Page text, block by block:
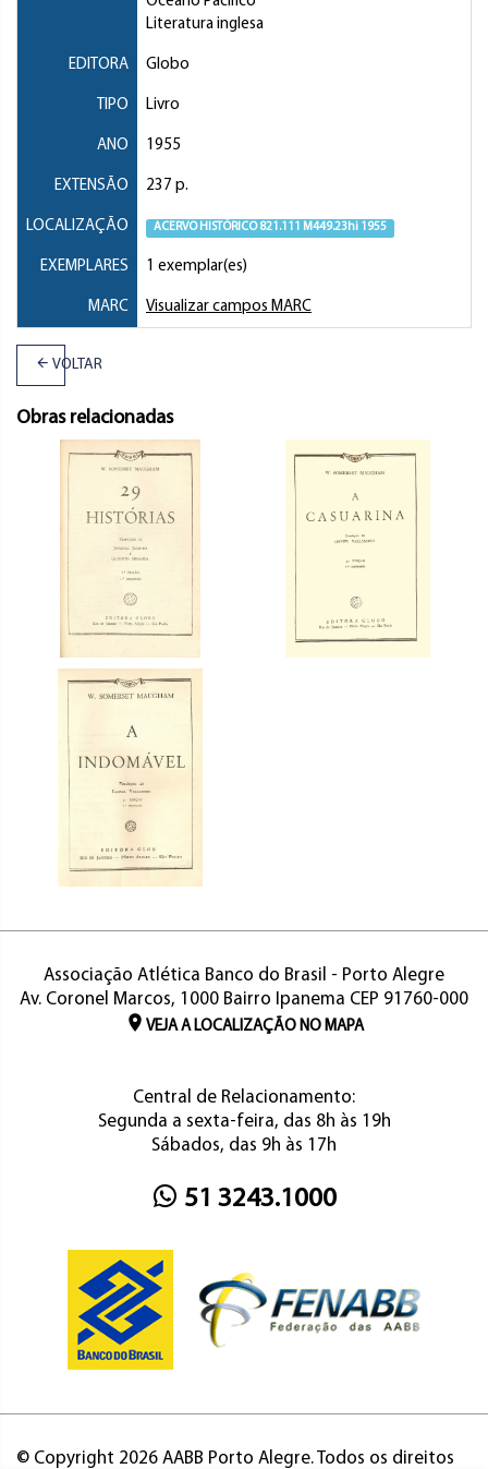
Literatura inglesa
EDITORA Globo
TIPO Livro
ANO 1955
EXTENSÃO 237 p.
LOCALIZAÇÃO ACERVO HISTÓRICO 821.111 M449.23hi 1955
EXEMPLARES 1 exemplar(es)
MARC Visualizar campos MARC
VOLTAR
Obras relacionadas
Associação Atlética Banco do Brasil - Porto Alegre
Av. Coronel Marcos, 1000 Bairro Ipanema CEP 91760-000
VEJA A LOCALIZAÇÃO NO MAPA
Central de Relacionamento:
Segunda a sexta-feira, das 8h às 19h
Sábados, das 9h às 17h
51 3243.1000
© Copyright 2026 AABB Porto Alegre. Todos os direitos